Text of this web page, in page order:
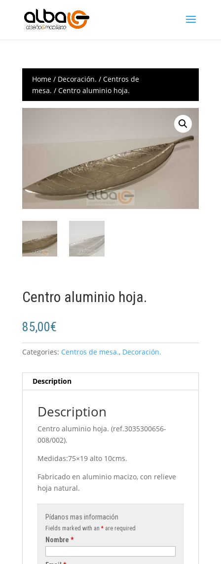
Home/ Decoración. / Centros de
mesa. / Centro aluminio hoja.
Centro aluminio hoja.
85,00€
Categories: Centros de mesa., Decoración.
Description
Description
Centro aluminio hoja. (ref.3035300656-
008/002).
Medidas:75×19 alto 10cms.
Fabricado en aluminio macizo, con relieve
hoja natural.
Pídanos mas información
Fields marked with an *are required
Nombre *